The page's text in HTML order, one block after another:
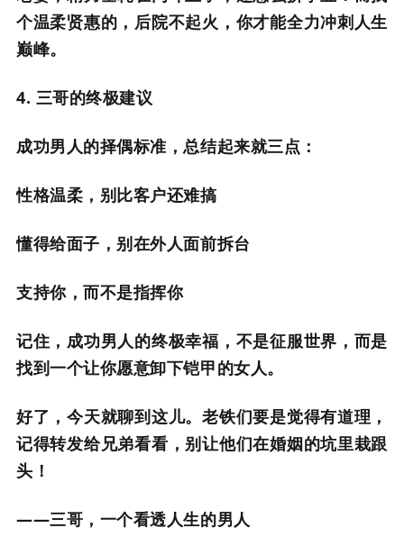
个温柔贤惠的，后院不起火，你才能全力冲刺人生
巅峰。
4. 三哥的终极建议
成功男人的择偶标准，总结起来就三点：
性格温柔，别比客户还难搞
懂得给面子，别在外人面前拆台
支持你，而不是指挥你
记住，成功男人的终极幸福，不是征服世界，而是
找到一个让你愿意卸下铠甲的女人。
好了，今天就聊到这儿。老铁们要是觉得有道理，
记得转发给兄弟看看，别让他们在婚姻的坑里栽跟
头！
——三哥，一个看透人生的男人